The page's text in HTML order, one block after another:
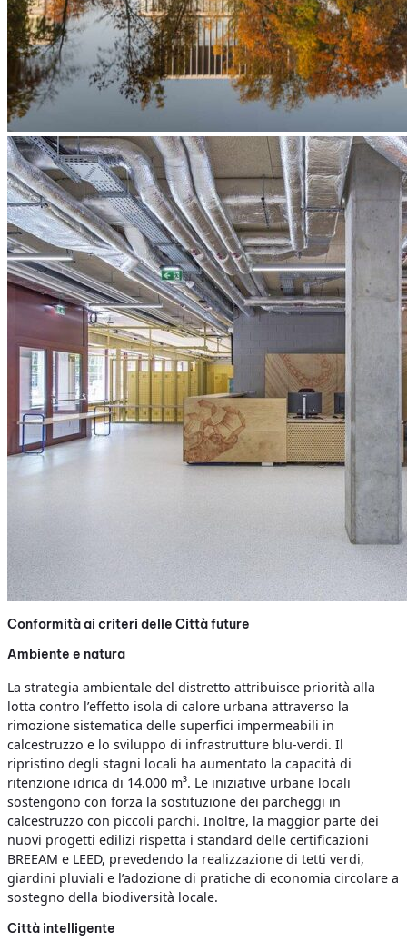
Conformità ai criteri delle Città future
Ambiente e natura
La strategia ambientale del distretto attribuisce priorità alla
lotta contro l’effetto isola di calore urbana attraverso la
rimozione sistematica delle superfici impermeabili in
calcestruzzo e lo sviluppo di infrastrutture blu-verdi. Il
ripristino degli stagni locali ha aumentato la capacità di
ritenzione idrica di 14.000 m³. Le iniziative urbane locali
sostengono con forza la sostituzione dei parcheggi in
calcestruzzo con piccoli parchi. Inoltre, la maggior parte dei
nuovi progetti edilizi rispetta i standard delle certificazioni
BREEAM e LEED, prevedendo la realizzazione di tetti verdi,
giardini pluviali e l’adozione di pratiche di economia circolare a
sostegno della biodiversità locale.
Città intelligente